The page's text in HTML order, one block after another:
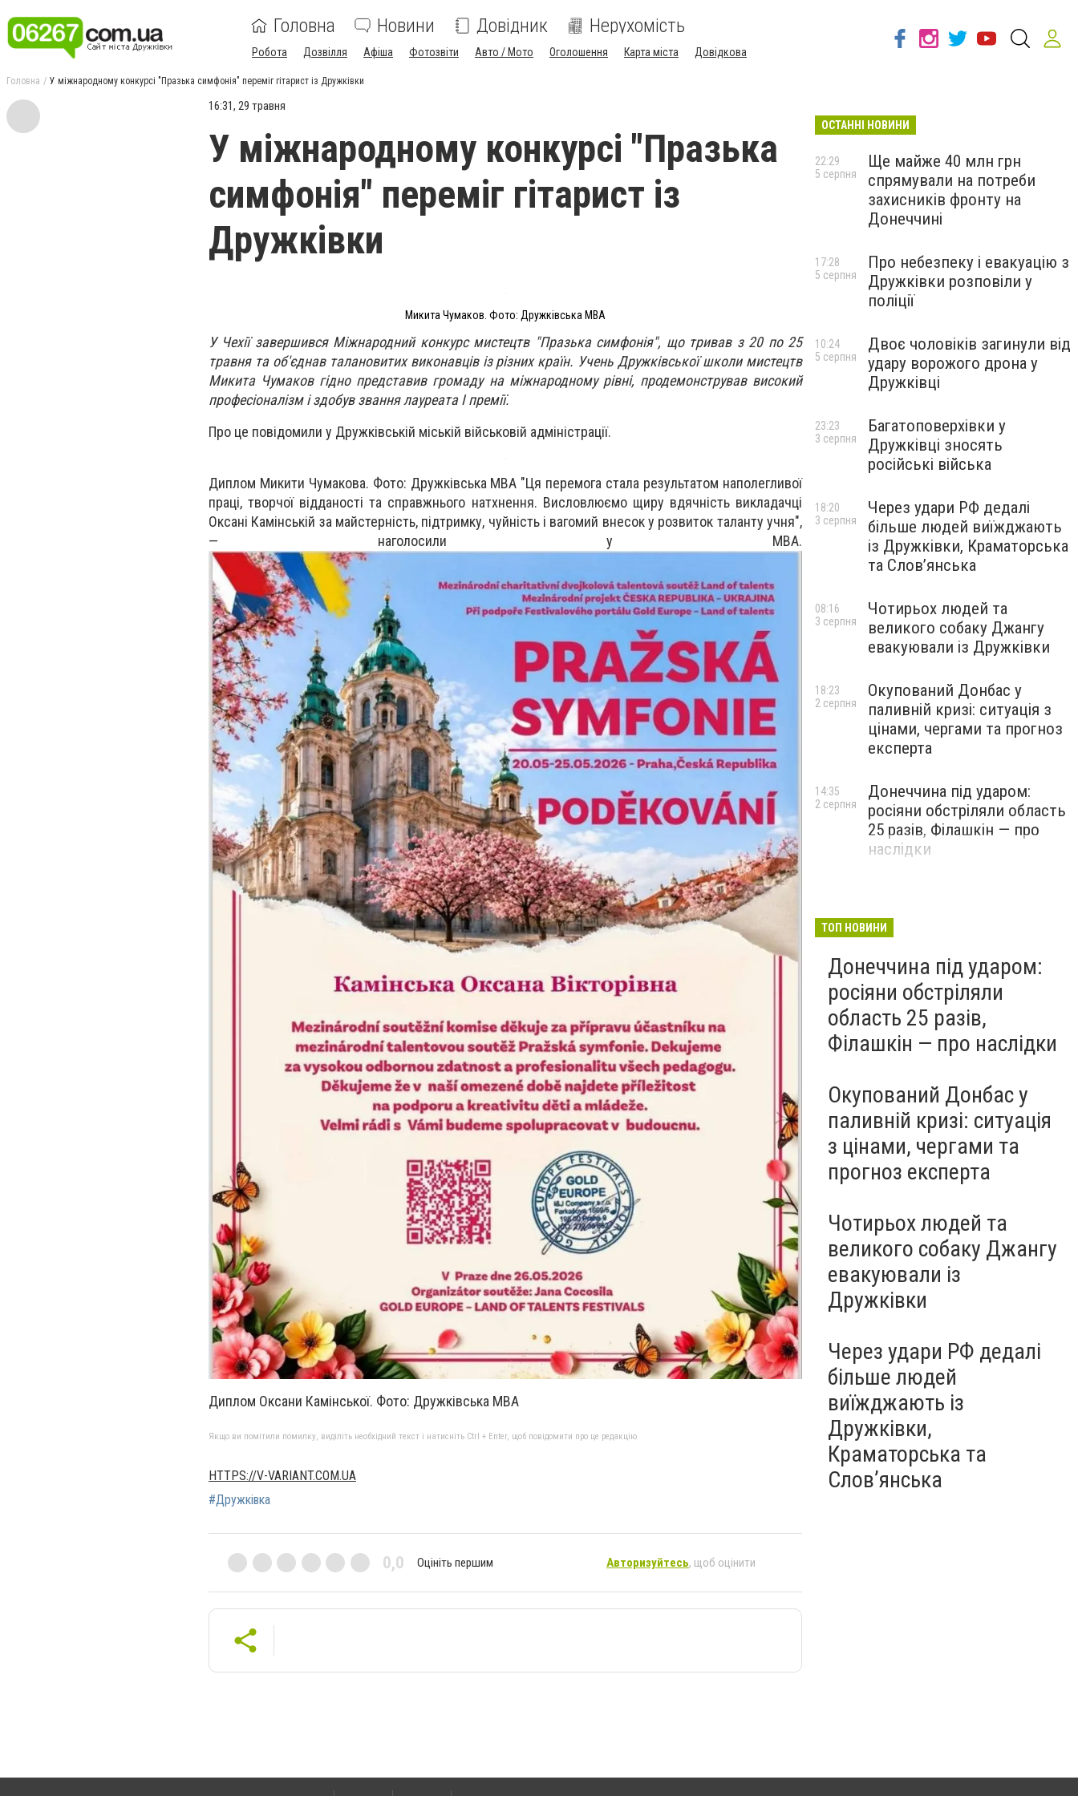
Головна Новини Довідник Нерухомість
Робота Дозвілля Афіша Фотозвіти Авто / Мото Оголошення Карта міста Довідкова
Головна У міжнародному конкурсі "Празька симфонія" переміг гітарист із Дружківки
16:31, 29 травня
У міжнародному конкурсі "Празька
симфонія" переміг гітарист із
Дружківки
Микита Чумаков. Фото: Дружківська МВА
У Чехії завершився Міжнародний конкурс мистецтв "Празька симфонія", що тривав з 20 по 25
травня та об'єднав талановитих виконавців із різних країн. Учень Дружківської школи мистецтв
Микита Чумаков гідно представив громаду на міжнародному рівні, продемонстрував високий
професіоналізм і здобув звання лауреата І премії.
Про це повідомили у Дружківській міській військовій адміністрації.
Диплом Микити Чумакова. Фото: Дружківська МВА "Ця перемога стала результатом наполегливої
праці, творчої відданості та справжнього натхнення. Висловлюємо щиру вдячність викладачці
Оксані Камінській за майстерність, підтримку, чуйність і вагомий внесок у розвиток таланту учня",
— наголосили у МВА.
Диплом Оксани Камінської. Фото: Дружківська МВА
Якщо ви помітили помилку, виділіть необхідний текст і натисніть Ctrl + Enter, щоб повідомити про це редакцію
HTTPS://V-VARIANT.COM.UA
#Дружківка
0,0 Оцініть першим Авторизуйтесь, щоб оцінити
ОСТАННІ НОВИНИ
Ще майже 40 млн грн
спрямували на потреби
захисників фронту на
Донеччині
22:29
5 серпня
Про небезпеку і евакуацію з
Дружківки розповіли у
поліції
17:28
5 серпня
Двоє чоловіків загинули від
удару ворожого дрона у
Дружківці
10:24
5 серпня
Багатоповерхівки у
Дружківці зносять
російські війська
23:23
3 серпня
Через удари РФ дедалі
більше людей виїжджають
із Дружківки, Краматорська
та Слов’янська
18:20
3 серпня
Чотирьох людей та
великого собаку Джангу
евакуювали із Дружківки
08:16
3 серпня
Окупований Донбас у
паливній кризі: ситуація з
цінами, чергами та прогноз
експерта
18:23
2 серпня
Донеччина під ударом:
росіяни обстріляли область
25 разів, Філашкін — про
наслідки
14:35
2 серпня
ТОП НОВИНИ
Донеччина під ударом:
росіяни обстріляли
область 25 разів,
Філашкін — про наслідки
Окупований Донбас у
паливній кризі: ситуація
з цінами, чергами та
прогноз експерта
Чотирьох людей та
великого собаку Джангу
евакуювали із
Дружківки
Через удари РФ дедалі
більше людей
виїжджають із
Дружківки,
Краматорська та
Слов’янська